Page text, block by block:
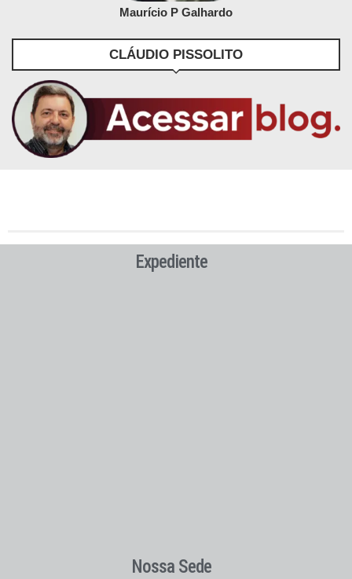
Maurício P Galhardo
CLÁUDIO PISSOLITO
Expediente
Nossa Sede